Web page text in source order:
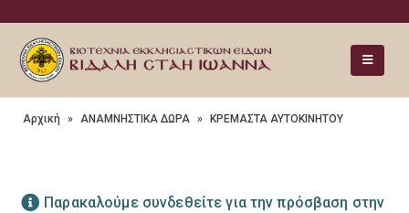
Αρχική » ΑΝΑΜΝΗΣΤΙΚΑ ΔΩΡΑ » ΚΡΕΜΑΣΤΑ ΑΥΤΟΚΙΝΗΤΟΥ
Παρακαλούμε συνδεθείτε για την πρόσβαση στην